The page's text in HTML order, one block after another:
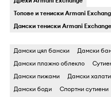
Топове и тениски Armani
Дамски тениски Armani Exchange
Дамски цял бански
Дамски
Дамски плажно облекло
Дамски пижами
Дамски халати
Дамски боди
Cпортни сутиени